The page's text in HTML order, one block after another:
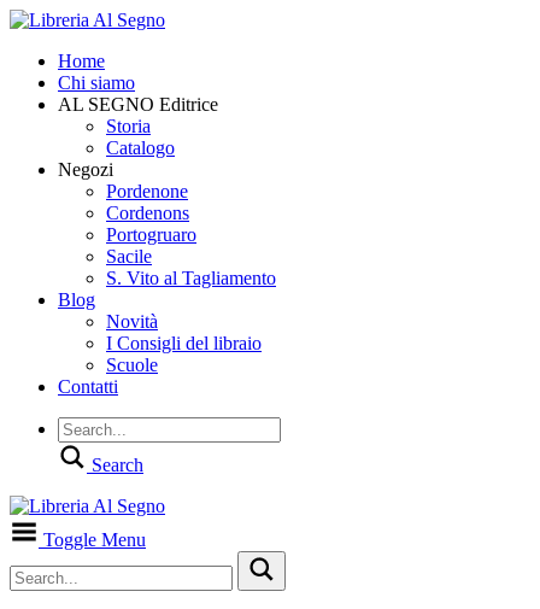
Home
Chi siamo
AL SEGNO Editrice
Storia
Catalogo
Negozi
Pordenone
Cordenons
Portogruaro
Sacile
S. Vito al Tagliamento
Blog
Novità
I Consigli del libraio
Scuole
Contatti
Search
Toggle Menu